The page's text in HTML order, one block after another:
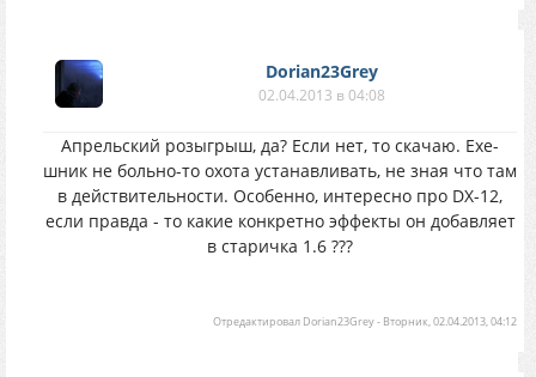
Dorian23Grey
02.04.2013 в 04:08
Апрельский розыгрыш, да? Если нет, то скачаю. Ехе-
шник не больно-то охота устанавливать, не зная что там
в действительности. Особенно, интересно про DX-12,
если правда - то какие конкретно эффекты он добавляет
в старичка 1.6 ???
Отредактировал Dorian23Grey- Вторник, 02.04.2013, 04:12